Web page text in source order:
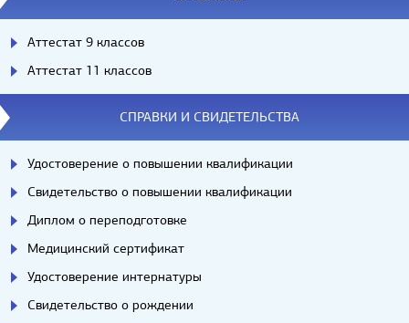
Аттестат 9 классов
Аттестат 11 классов
СПРАВКИ И СВИДЕТЕЛЬСТВА
Удостоверение о повышении квалификации
Свидетельство о повышении квалификации
Диплом о переподготовке
Медицинский сертификат
Удостоверение интернатуры
Свидетельство о рождении